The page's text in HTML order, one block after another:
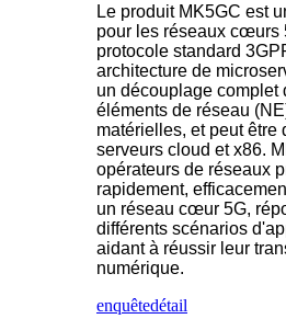
Le produit MK5GC est
pour les réseaux cœurs
protocole standard
architecture de
un découplage complet
éléments de réseau
matérielles, et peut être
serveurs cloud et x86.
opérateurs de réseaux
rapidement,
un réseau cœur 5G,
différents scénarios
aidant à réussir leur
numérique.
enquêtedétail